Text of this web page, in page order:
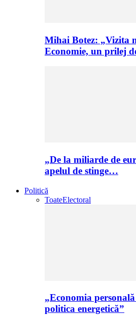
Mihai Botez: „Vizita
Economie, un prilej
„De la miliarde de
apelul de stinge…
Politică
ToateElectoral
„Economia
politica energetică”